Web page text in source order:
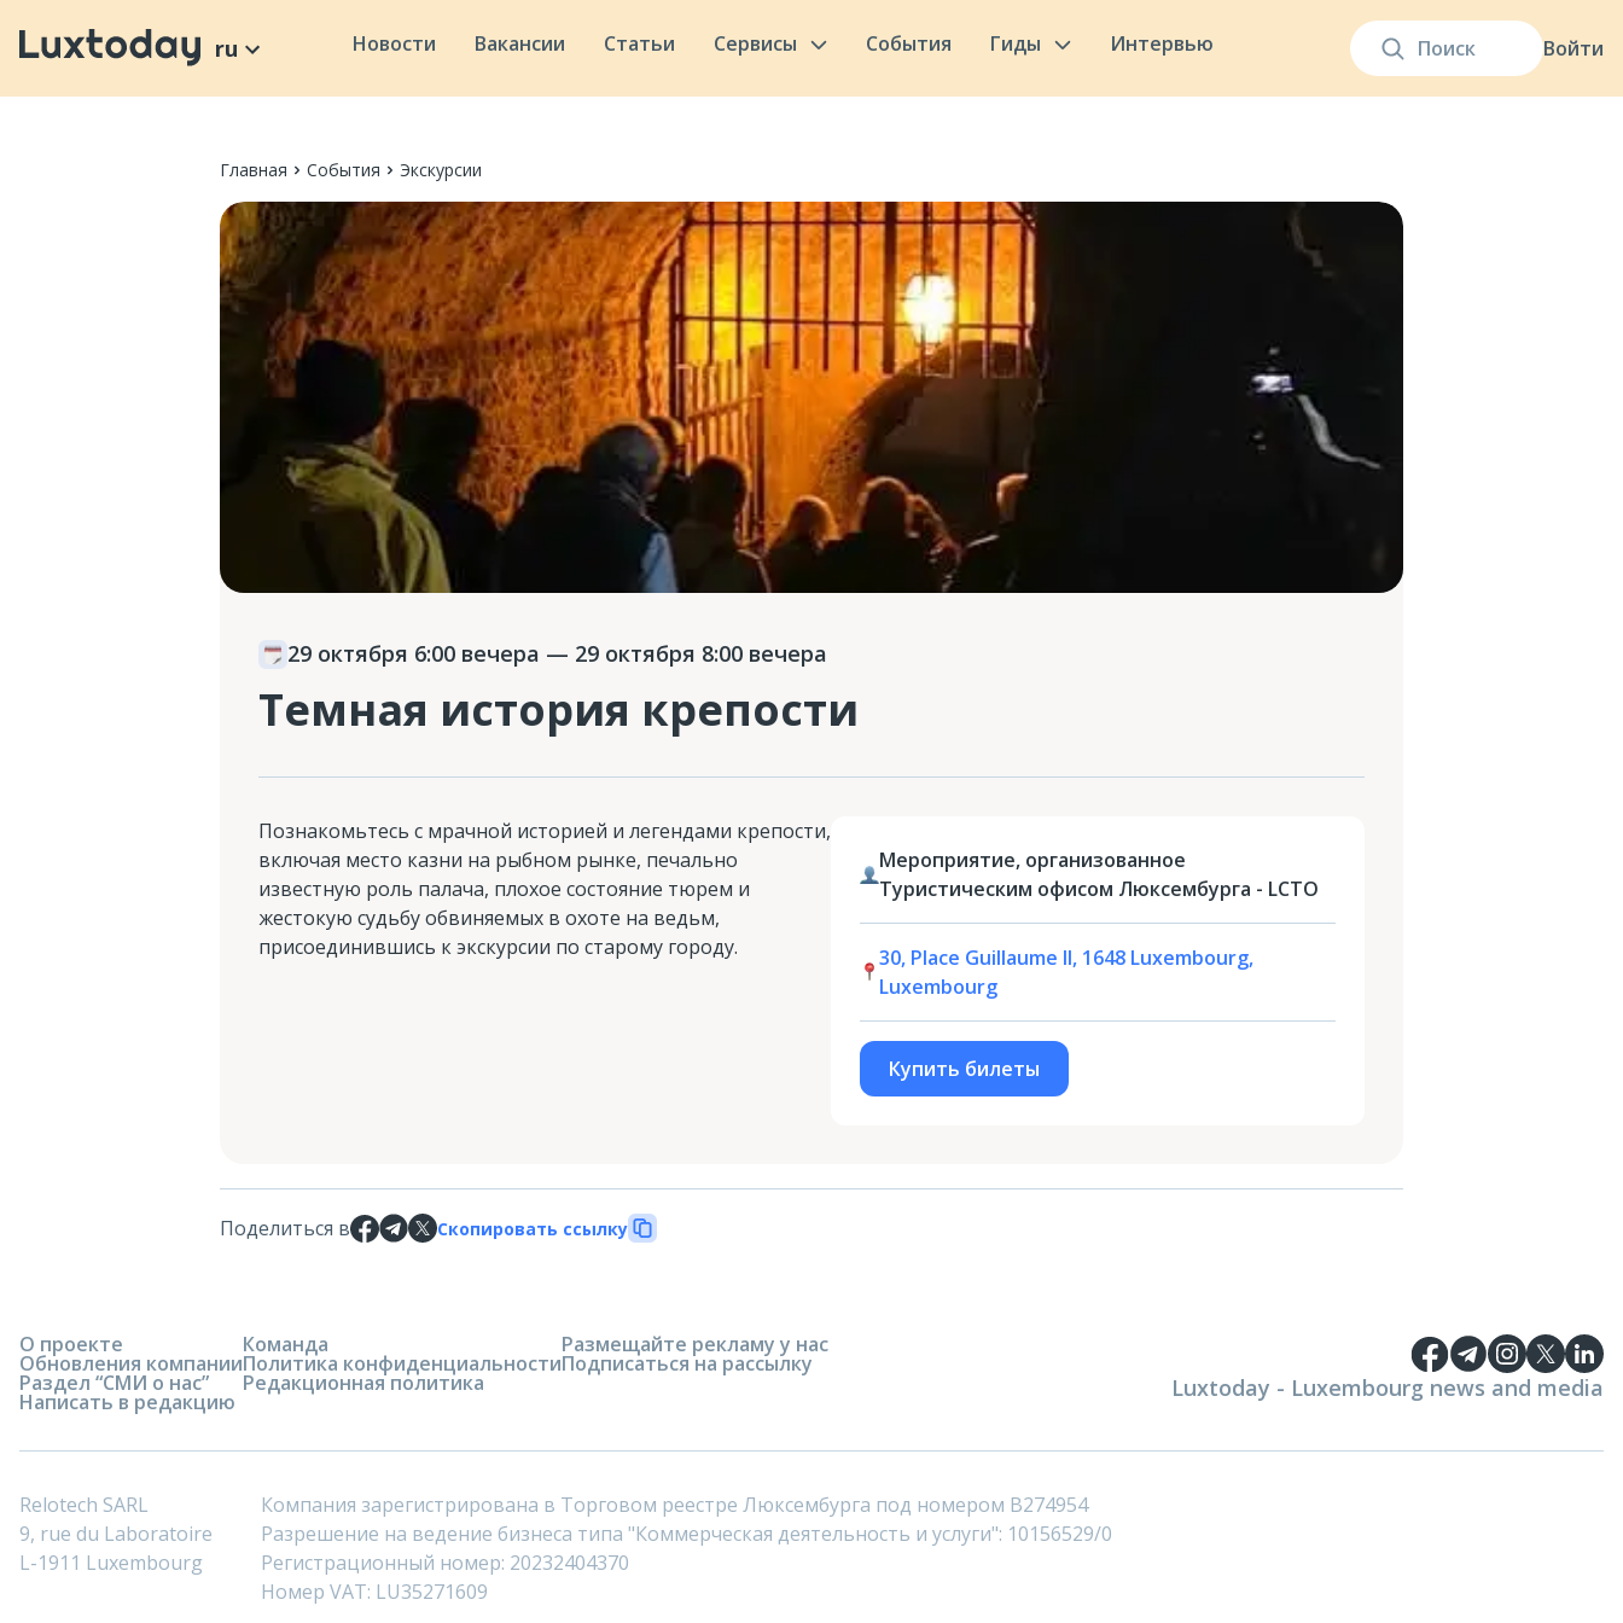
Войти
ru Новости Вакансии Статьи Сервисы События Гиды Интервью
Главная События Экскурсии
29 октября 6:00 вечера — 29 октября 8:00 вечера
Темная история крепости
Познакомьтесь с мрачной историей и легендами крепости,
включая место казни на рыбном рынке, печально
известную роль палача, плохое состояние тюрем и
жестокую судьбу обвиняемых в охоте на ведьм,
присоединившись к экскурсии по старому городу.
Мероприятие, организованное
Туристическим офисом Люксембурга - LCTO
30, Place Guillaume II, 1648 Luxembourg,
Luxembourg
Купить билеты
Поделиться в Скопировать ссылку
О проекте
Обновления компании
Раздел “СМИ о нас”
Написать в редакцию
Команда
Политика конфиденциальности
Редакционная политика
Размещайте рекламу у нас
Подписаться на рассылку
Luxtoday - Luxembourg news and media
Relotech SARL
9, rue du Laboratoire
L-1911 Luxembourg
Компания зарегистрирована в Торговом реестре Люксембурга под номером B274954
Разрешение на ведение бизнеса типа "Коммерческая деятельность и услуги": 10156529/0
Регистрационный номер: 20232404370
Номер VAT: LU35271609